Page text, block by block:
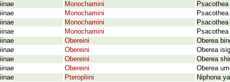
Monochamini
Monochamini
Monochamini
Monochamini
Obereini
Oberea
Obereini
Oberea
Obereini
Oberea
Obereini
Oberea
Pteropliini
Niphona